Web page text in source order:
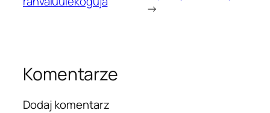
→
Komentarze
Dodaj komentarz